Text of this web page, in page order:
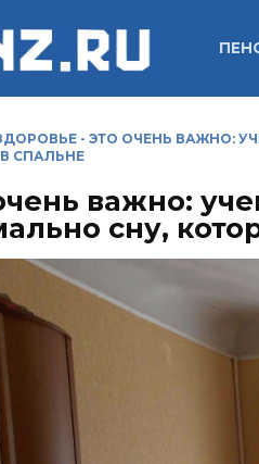
- ЭТО ОЧЕНЬ ВАЖНО:
СПАЛЬНЕ
важно:
сну,